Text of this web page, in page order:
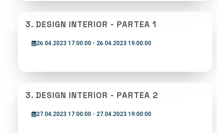
3. DESIGN INTERIOR - PARTEA 1
26.04.2023 17:00:00 - 26.04.2023 19:00:00
3. DESIGN INTERIOR - PARTEA 2
27.04.2023 17:00:00 - 27.04.2023 19:00:00